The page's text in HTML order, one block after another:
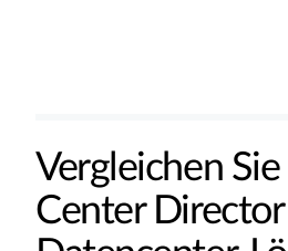
Vergleichen
Center